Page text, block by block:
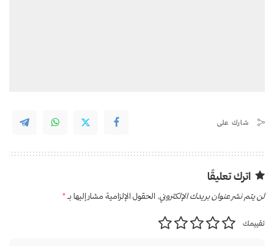
شارك على
اترك تعليقًا
لن يتم نشر عنوان بريدك الإلكتروني. الحقول الإلزامية مشار إليها بـ*
تقييمك